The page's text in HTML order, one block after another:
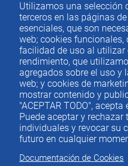
Utilizamos una selección
terceros en las páginas
esenciales, que son
web; cookies
facilidad de uso al utilizar
rendimiento, que
agregados sobre el uso y
web; y cookies de
mostrar contenido y
"ACEPTAR TODO",
Puede aceptar y rechazar
individuales y revocar su
futuro en cualquier
Documentación de Cookies
Menú
del
pie
Contacto
Menu
footer
ACTUALIDAD
IEE
PUBLICACIONES
IDEAS Y
PREMIOS IEE